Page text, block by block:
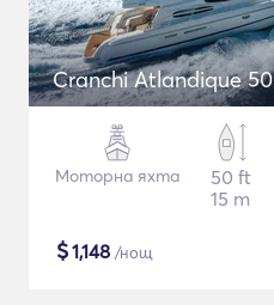
Cranchi Atlandique 50
Моторна яхта
50 ft
15 m
$1,148 /нощ